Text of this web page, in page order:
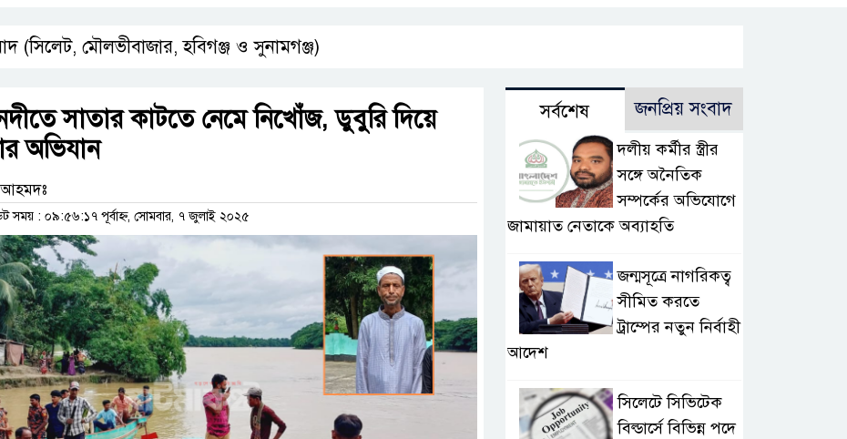
(সিলেট, মৌলভীবাজার, হবিগঞ্জ ও সুনামগঞ্জ)
সাতার কাটতে নেমে নিখোঁজ, ডুবুরি দিয়ে
অভিযান
সময় : ০৯:৫৬:১৭ পূর্বাহ্ন, সোমবার, ৭ জুলাই ২০২৫
সর্বশেষ জনপ্রিয় সংবাদ
দলীয় কর্মীর স্ত্রীর
সঙ্গে অনৈতিক
সম্পর্কের অভিযোগে
জামায়াত নেতাকে অব্যাহতি
জন্মসূত্রে নাগরিকত্ব
সীমিত করতে
ট্রাম্পের নতুন নির্বাহী
আদেশ
সিলেটে সিভিটেক
বিল্ডার্সে বিভিন্ন পদে